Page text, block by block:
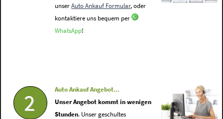
unserAuto Ankauf Formular, oder
kontaktiere uns bequem per
WhatsApp!
2
Auto Ankauf Angebot...
Unser Angebot kommt in wenigen
Stunden. Unser geschultes